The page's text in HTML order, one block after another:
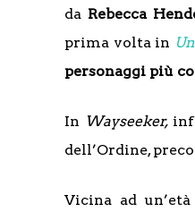
da Rebecca
prima volta in
personaggi più
In Wayseeker,
dell’Ordine,
Vicina ad